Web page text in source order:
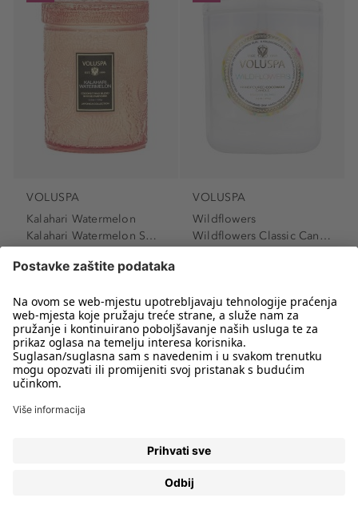
VOLUSPA
Kalahari Watermelon
Kalahari Watermelon Small...
Najniža cijena u posljednjih 30
dana 32,29 €
144,90 € / 1 kg
VOLUSPA
Wildflowers
Wildflowers Classic Candle
Najniža cijena u posljednjih 30
dana 49,99 €
129,60 € / 1 kg
-30% -30%